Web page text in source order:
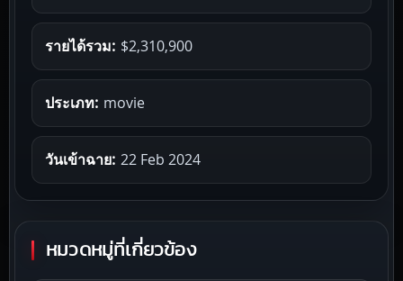
รายได้รวม: $2,310,900
ประเภท: movie
วันเข้าฉาย: 22 Feb 2024
หมวดหมู่ที่เกี่ยวข้อง